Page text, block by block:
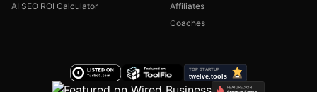
AI SEO ROI Calculator
Affiliates
Coaches